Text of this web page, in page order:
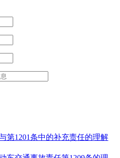
第1201条中的补充责任的理解